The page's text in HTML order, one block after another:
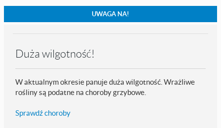
UWAGA NA!
Duża wilgotność!
W aktualnym okresie panuje duża wilgotność. Wrażliwe
rośliny są podatne na choroby grzybowe.
Sprawdź choroby